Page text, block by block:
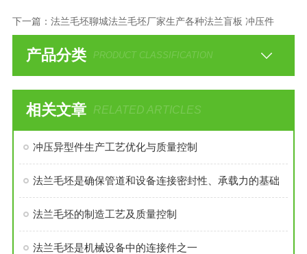
下一篇： 法兰毛坯聊城法兰毛坯厂家生产各种法兰盲板 冲压件
产品分类 PRODUCT CLASSIFICATION
相关文章 RELATED ARTICLES
冲压异型件生产工艺优化与质量控制
法兰毛坯是确保管道和设备连接密封性、承载力的基础
法兰毛坯的制造工艺及质量控制
法兰毛坯是机械设备中的连接件之一